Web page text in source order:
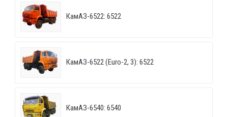
КамАЗ-6522: 6522
КамАЗ-6522 (Euro-2, 3): 6522
КамАЗ-6540: 6540